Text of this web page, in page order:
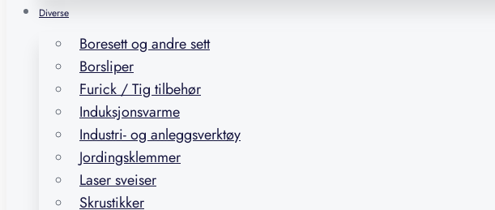
Diverse
Boresett og andre sett
Borsliper
Furick / Tig tilbehør
Induksjonsvarme
Industri- og anleggsverktøy
Jordingsklemmer
Laser sveiser
Skrustikker